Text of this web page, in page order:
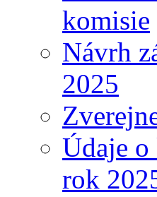
komisie
Návrh
2025
Údaje o
rok